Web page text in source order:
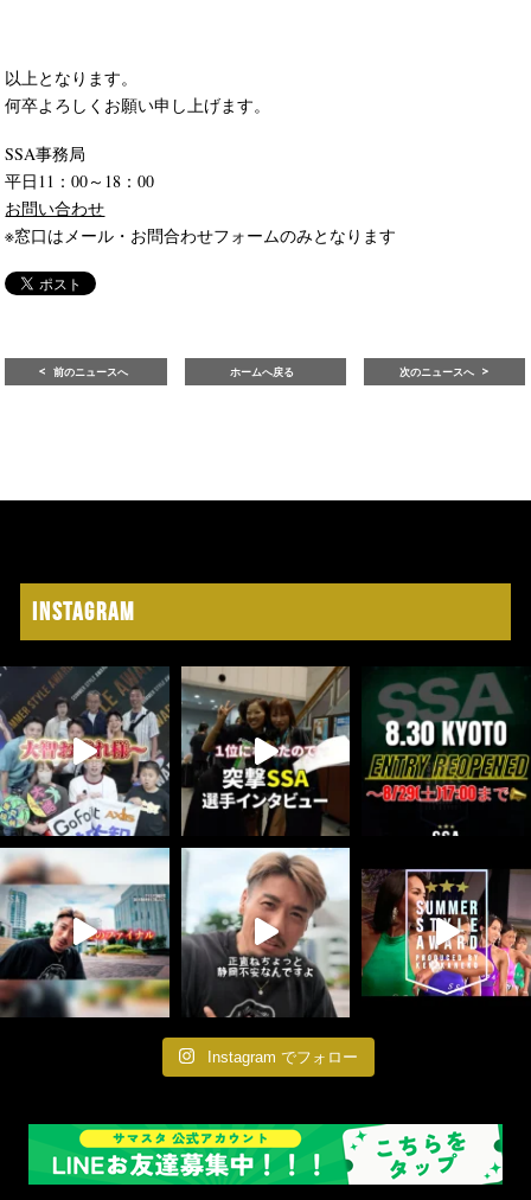
以上となります。
何卒よろしくお願い申し上げます。
SSA事務局
平日11：00～18：00
お問い合わせ
※窓口はメール・お問合わせフォームのみとなります
前のニュースへ ホームへ戻る 次のニュースへ
Instagram
Instagram でフォロー